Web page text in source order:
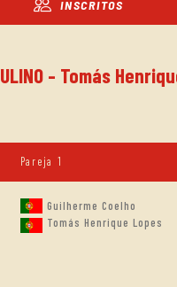
INSCRITOS
- Tomás
Pareja 1
Guilherme Coelho
Tomás Henrique Lopes